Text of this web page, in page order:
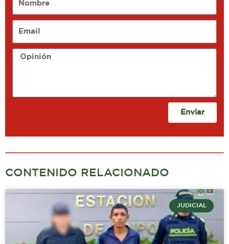
Opinión
Enviar
CONTENIDO RELACIONADO
JUDICIAL